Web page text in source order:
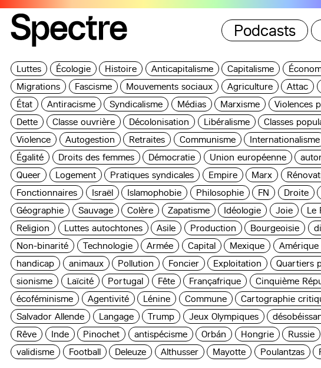
Podcasts
Luttes Écologie Histoire Anticapitalisme Capitalisme
Migrations
Fascisme Mouvements sociaux Agriculture Attac
État
Antiracisme Syndicalisme Médias Marxisme Violences
Dette
Classe ouvrière Décolonisation Libéralisme Classes
Violence
Autogestion Retraites Communisme Internationalisme
Égalité
Droits des femmes Démocratie Union européenne
Queer
Logement Pratiques syndicales Empire Marx
Fonctionnaires
Israël Islamophobie Philosophie FN Droite
Géographie
Sauvage Colère Zapatisme Idéologie Joie Le
Religion
Luttes autochtones Asile Production Bourgeoisie
Non-binarité
Technologie Armée Capital Mexique Amérique
handicap
animaux Pollution Foncier Exploitation Quartiers
sionisme
Laïcité Portugal Fête Françafrique Cinquième
écoféminisme
Agentivité Lénine Commune Cartographie
Salvador Allende
Langage Trump Jeux Olympiques
Rêve
Inde Pinochet antispécisme Orbán Hongrie Russie
validisme
Football Deleuze Althusser Mayotte Poulantzas